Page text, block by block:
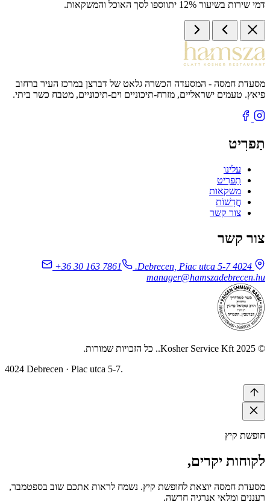
דמי שירות בשיעור 12% יתווספו לסך האוכל והמשקאות.
מסעדת חמסה - המסעדה הכשרה גלאט של דברצן במרכז העיר ברחוב
פיאץ. טעמים ישראליים, מזרח-תיכוניים וים-תיכוניים, מטבח כשר ביתי.
תַפרִיט
עלינו
תַפרִיט
משקאות
חֲדָשׁוֹת
צור קשר
צור קשר
4024 Debrecen, Piac utca 5-7.
+36 30 163 7861
manager@hamszadebrecen.hu
© 2025 Kosher Service Kft.. כל הזכויות שמורות.
4024 Debrecen · Piac utca 5-7.
חופשת קיץ
לקוחות יקרים,
מסעדת חמסה יוצאת לחופשת קיץ. נשמח לראות אתכם שוב בספטמבר,
רעננים ומלאי אנרגיה חדשה.